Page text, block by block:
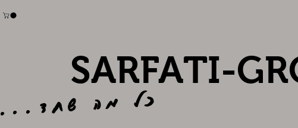
SARFATI-
כל מה שחד...